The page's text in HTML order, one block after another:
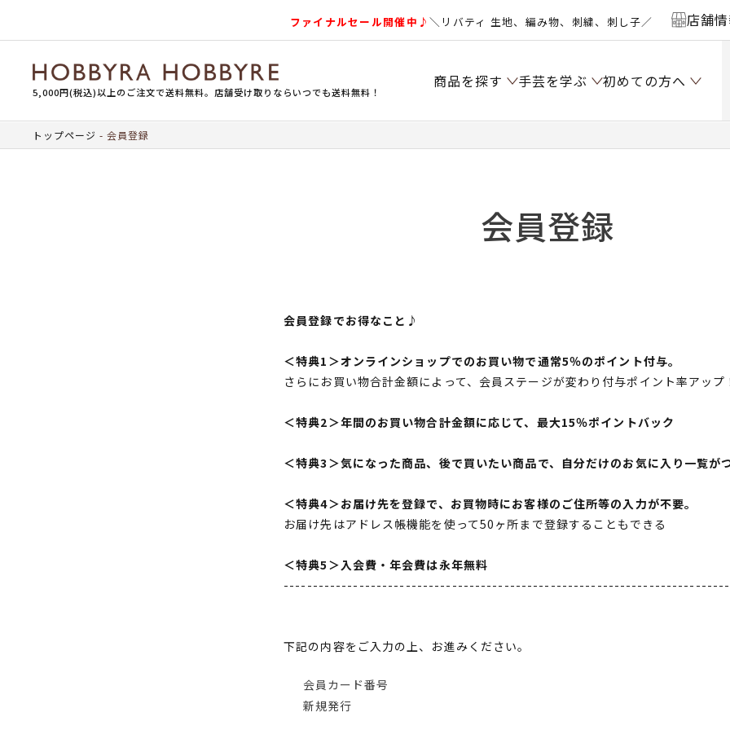
ファイナルセール開催中♪＼リバティ 生地、編み物、刺繍、刺し子／ 店舗
5,000円(税込)以上のご注文で送料無料。店舗受け取りならいつでも送料無料！
商品を探す 手芸を学ぶ 初めての方へ
トップページ 会員登録
会員登録
会員登録でお得なこと♪
＜特典1＞オンラインショップでのお買い物で通常5％のポイント付与。
さらにお買い物合計金額によって、会員ステージが変わり付与ポイント率アップ
＜特典2＞年間のお買い物合計金額に応じて、最大15％ポイントバック
＜特典3＞気になった商品、後で買いたい商品で、自分だけのお気に入り一覧が
＜特典4＞お届け先を登録で、お買物時にお客様のご住所等の入力が不要。
お届け先はアドレス帳機能を使って50ヶ所まで登録することもできる
＜特典5＞入会費・年会費は永年無料
下記の内容をご入力の上、お進みください。
会員カード番号
新規発行